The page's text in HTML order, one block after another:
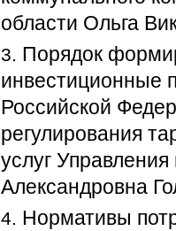
области Ольга
Порядок
инвестиционные
Российской
регулирования
услуг
Александровна
Нормативы